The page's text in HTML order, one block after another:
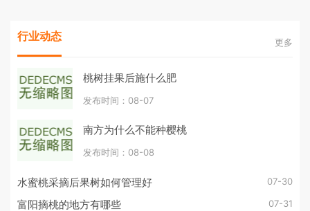
行业动态 更多
桃树挂果后施什么肥
发布时间：08-07
南方为什么不能种樱桃
发布时间：08-08
水蜜桃采摘后果树如何管理好 07-30
富阳摘桃的地方有哪些 07-31